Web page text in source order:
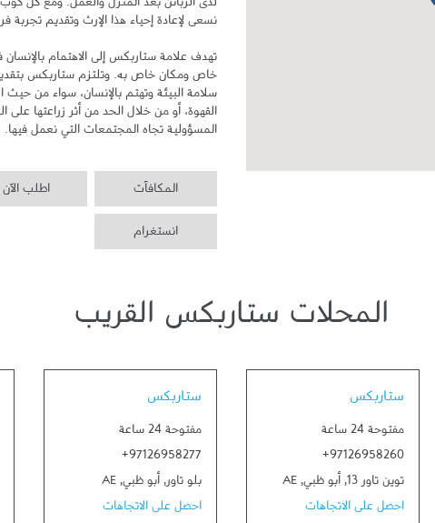
المسؤولية تجاه المجتمعات التي نعمل فيها.
المكافآت اطلب الآن
انستغرام
المحلات ستاربكس القريب
ستاربكس
مفتوحة 24 ساعة
+97126958260
توين تاور 13
, أبو ظبي,
AE
احصل على الاتجاهات
ستاربكس
مفتوحة 24 ساعة
+97126958277
بلو تاور, أبو ظبي,
AE
احصل على الاتجاهات